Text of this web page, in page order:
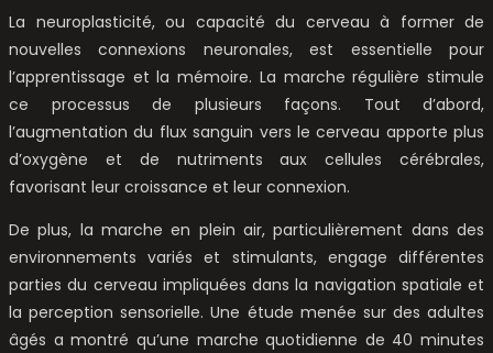
La neuroplasticité, ou capacité du cerveau à former de
nouvelles connexions neuronales, est essentielle pour
l’apprentissage et la mémoire. La marche régulière stimule
ce processus de plusieurs façons. Tout d’abord,
l’augmentation du flux sanguin vers le cerveau apporte plus
d’oxygène et de nutriments aux cellules cérébrales,
favorisant leur croissance et leur connexion.
De plus, la marche en plein air, particulièrement dans des
environnements variés et stimulants, engage différentes
parties du cerveau impliquées dans la navigation spatiale et
la perception sensorielle. Une étude menée sur des adultes
âgés a montré qu’une marche quotidienne de 40 minutes